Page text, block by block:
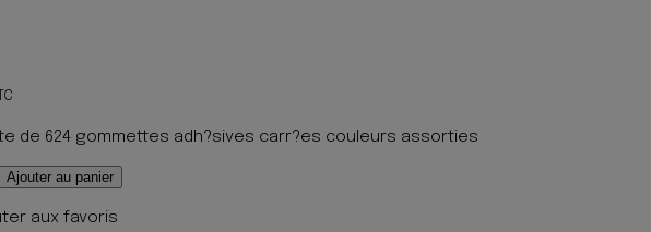
de 624 gommettes adh?sives carr?es couleurs assorties
Ajouter au panier
aux favoris